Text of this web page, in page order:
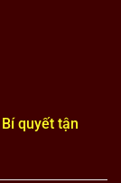
quyết tận